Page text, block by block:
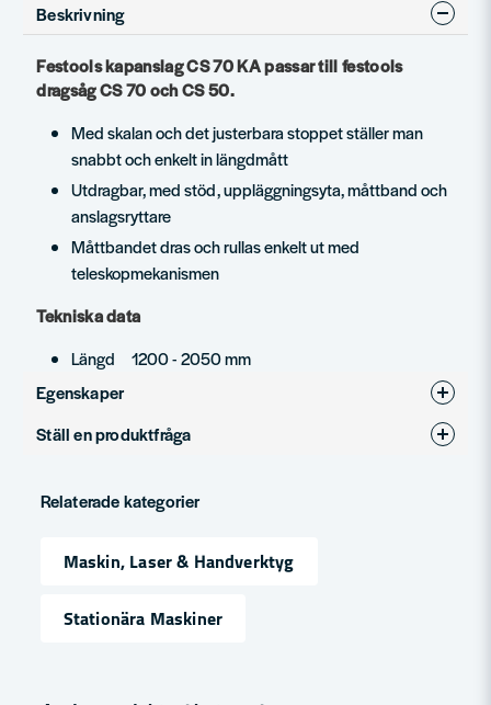
Beskrivning
Festools kapanslag CS 70 KA passar till festools
dragsåg CS 70 och CS 50.
Med skalan och det justerbara stoppet ställer man
snabbt och enkelt in längdmått
Utdragbar, med stöd, uppläggningsyta, måttband och
anslagsryttare
Måttbandet dras och rullas enkelt ut med
teleskopmekanismen
Tekniska data
Längd 1200 - 2050 mm
Egenskaper
Produkttyp
Ställ en produktfråga
Fråga oss något om denna produkten...
Namn
Relaterade kategorier
Maskin, Laser & Handverktyg
Stationära Maskiner